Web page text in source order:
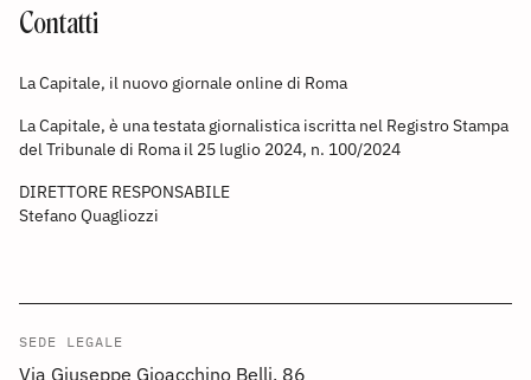
Contatti
La Capitale, il nuovo giornale online di Roma
La Capitale, è una testata giornalistica iscritta nel Registro Stampa
del Tribunale di Roma il 25 luglio 2024, n. 100/2024
DIRETTORE RESPONSABILE
Stefano Quagliozzi
SEDE LEGALE
Via Giuseppe Gioacchino Belli, 86